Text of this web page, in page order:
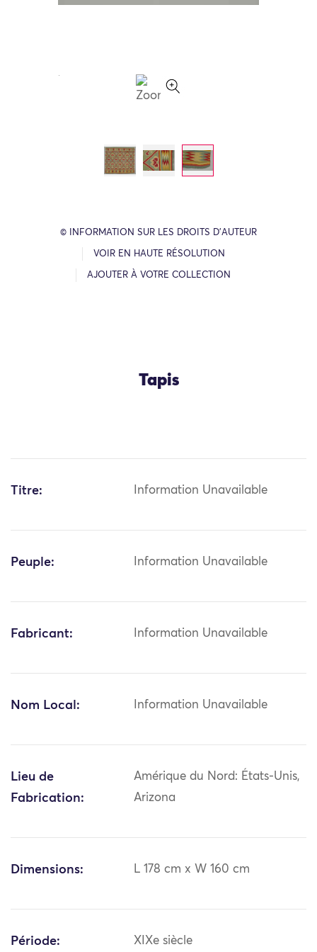
© INFORMATION SUR LES DROITS D’AUTEUR
VOIR EN HAUTE RÉSOLUTION
AJOUTER À VOTRE COLLECTION
Tapis
Titre: Information Unavailable
Peuple: Information Unavailable
Fabricant: Information Unavailable
Nom Local: Information Unavailable
Lieu de
Fabrication:
Amérique du Nord: États-Unis,
Arizona
Dimensions: L 178 cm x W 160 cm
Période: XIXe siècle